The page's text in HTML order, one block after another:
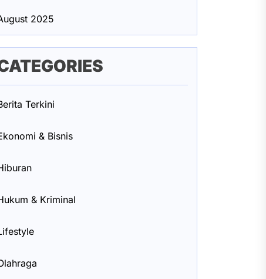
2025
Terkini
& Bisnis
& Kriminal